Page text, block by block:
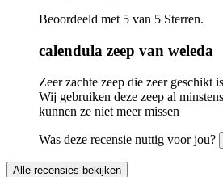
Beoordeeld met 5 van 5 Sterren.
calendula zeep van weleda
Zeer zachte zeep die zeer geschikt
Wij gebruiken deze zeep al
kunnen ze niet meer missen
Was deze recensie nuttig voor jou?
Alle recensies bekijken